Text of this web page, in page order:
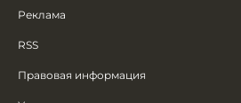
Реклама
RSS
Правовая информация